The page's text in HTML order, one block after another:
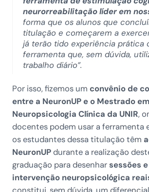
neurorreabilitação líder em
forma que os alunos que
titulação e começarem a
já terão tido experiência prática
ferramenta que, sem dúvida,
trabalho diário”.
Por isso, fizemos um convênio de
entre a NeuronUP e o Mestrado em
Neuropsicologia Clínica da UNIR,
docentes podem usar a ferramenta
os estudantes dessa titulação têm
NeuronUPdurante a realização
graduação para desenharsessões
intervenção neuropsicológica